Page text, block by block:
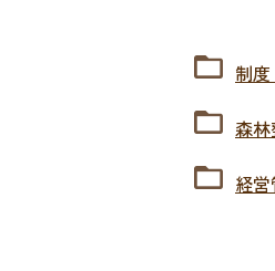
制
森
経